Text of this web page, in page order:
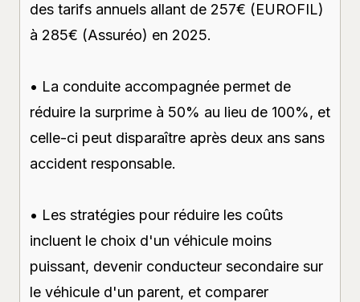
des tarifs annuels allant de 257€ (EUROFIL)
à 285€ (Assuréo) en 2025.
• La conduite accompagnée permet de
réduire la surprime à 50% au lieu de 100%, et
celle-ci peut disparaître après deux ans sans
accident responsable.
• Les stratégies pour réduire les coûts
incluent le choix d'un véhicule moins
puissant, devenir conducteur secondaire sur
le véhicule d'un parent, et comparer